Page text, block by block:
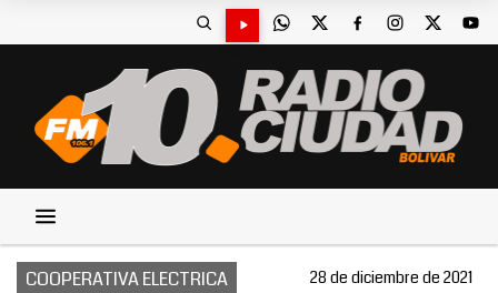
COOPERATIVA ELECTRICA 28 de diciembre de 2021